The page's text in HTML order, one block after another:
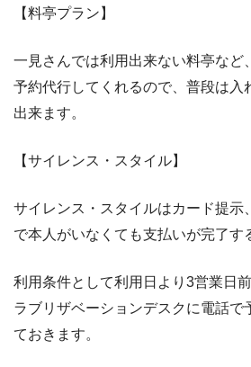
【料亭プラン】
一見さんでは利用出来ない料亭など
予約代行してくれるので、普段は入
出来ます。
【サイレンス・スタイル】
サイレンス・スタイルはカード提示
で本人がいなくても支払いが完了す
利用条件として利用日より3営業日
ラブリザベーションデスクに電話で
ておきます。